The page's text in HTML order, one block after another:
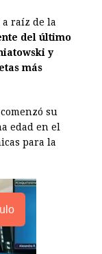
a raíz de la
del último
y
más
su
edad en el
para la